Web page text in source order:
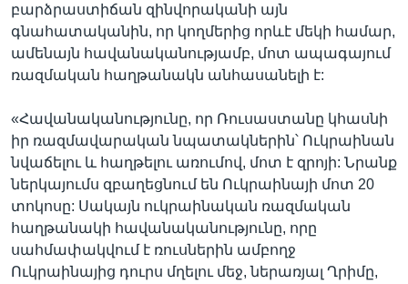
բարձրաստիճան զինվորականի այն
գնահատականին, որ կողմերից որևէ մեկի համար,
ամենայն հավանականությամբ, մոտ ապագայում
ռազմական հաղթանակն անհասանելի է:
«Հավանականությունը, որ Ռուսաստանը կհասնի
իր ռազմավարական նպատակներին՝ Ուկրաինան
նվաճելու և հաղթելու առումով, մոտ է զրոյի: Նրանք
ներկայումս զբաղեցնում են Ուկրաինայի մոտ 20
տոկոսը: Սակայն ուկրաինական ռազմական
հաղթանակի հավանականությունը, որը
սահմափակվում է ռուսներին ամբողջ
Ուկրաինայից դուրս մղելու մեջ, ներառյալ Ղրիմը,